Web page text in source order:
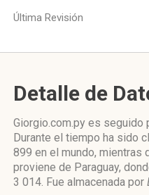
Última Revisión
Detalle de
Giorgio.com.py es seguido
Durante el tiempo ha sido
899 en el mundo, mientras
proviene de Paraguay,
3 014. Fue almacenada por